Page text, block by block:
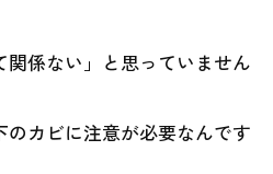
関係ない」と思っていません
カビに注意が必要なんです